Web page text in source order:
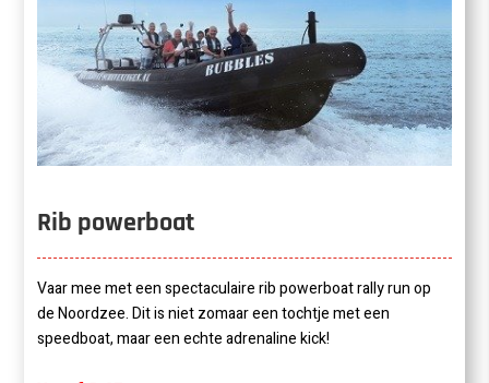
Rib powerboat
Vaar mee met een spectaculaire rib powerboat rally run op
de Noordzee. Dit is niet zomaar een tochtje met een
speedboat, maar een echte adrenaline kick!